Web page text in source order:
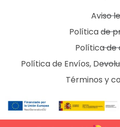
Aviso
Política de
Política de
Política de Envíos,
Términos y